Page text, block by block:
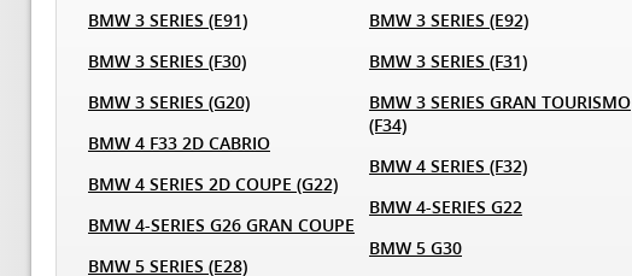
BMW 3 SERIES (E91)
BMW 3 SERIES (E92)
BMW 3 SERIES (F30)
BMW 3 SERIES (F31)
BMW 3 SERIES (G20)
BMW 3 SERIES GRAN TOURISMO
(F34)
BMW 4 F33 2D CABRIO
BMW 4 SERIES (F32)
BMW 4 SERIES 2D COUPE (G22)
BMW 4-SERIES G22
BMW 4-SERIES G26 GRAN COUPE
BMW 5 G30
BMW 5 SERIES (E28)